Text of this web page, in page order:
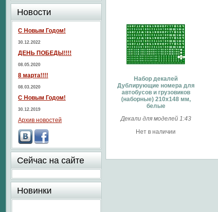
Набор декалей
Дублирующие номера для
автобусов и грузовиков
(наборные) 210х148 мм,
белые
Декали для моделей 1:43
Нет в наличии
Новости
С Новым Годом!
30.12.2022
ДЕНЬ ПОБЕДЫ!!!!
08.05.2020
8 марта!!!!
08.03.2020
С Новым Годом!
30.12.2019
Архив новостей
Сейчас на сайте
Новинки